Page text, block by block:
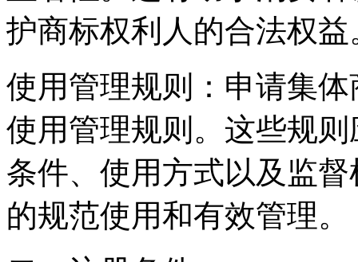
护商标权利人的合法权益
使用管理规则‌：申请集
使用管理规则。这些规
条件、使用方式以及监
的规范使用和有效管理。